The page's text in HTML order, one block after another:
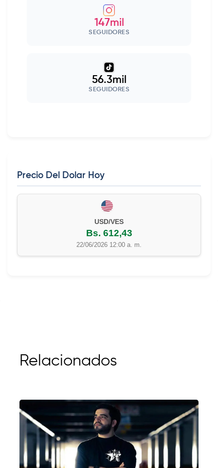
147mil
SEGUIDORES
56.3mil
SEGUIDORES
Precio Del Dolar Hoy
USD/VES
Bs. 612,43
22/06/2026 12:00 a. m.
Relacionados